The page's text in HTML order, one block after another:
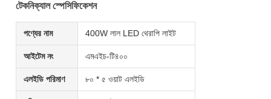
টেকনিক্যাল স্পেসিফিকেশন
পণ্যের নাম 400W লাল LED থেরাপি লাইট
আইটেম নং এমএইচ-টি৪০০
এলইডি পরিমাণ ৮০ * ৫ ওয়াট এলইডি